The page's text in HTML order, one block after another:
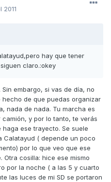
2011
hay que tener
claro.:okey
embargo, si vas de día, no
de que puedas organizar
nada de nada. Tu marcha es
y por lo tanto, te verás
ese trayecto. Se suele
Calatayud ( depende un poco
por lo que veo que ese
Otra cosilla: hice ese mismo
por la noche ( a las 5 y cuarto
las luces de mi SD se portaron